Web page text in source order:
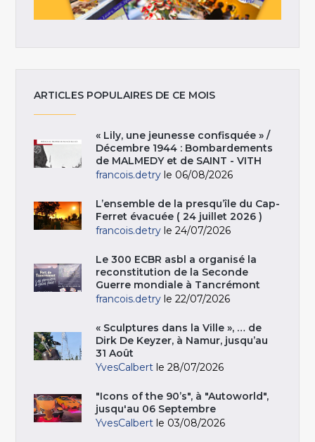
ARTICLES POPULAIRES DE CE MOIS
« Lily, une jeunesse confisquée » /
Décembre 1944 : Bombardements
de MALMEDY et de SAINT - VITH
francois.detry le 06/08/2026
L’ensemble de la presqu’île du Cap-
Ferret évacuée ( 24 juillet 2026 )
francois.detry le 24/07/2026
Le 300 ECBR asbl a organisé la
reconstitution de la Seconde
Guerre mondiale à Tancrémont
francois.detry le 22/07/2026
« Sculptures dans la Ville », … de
Dirk De Keyzer, à Namur, jusqu’au
31 Août
YvesCalbert le 28/07/2026
"Icons of the 90’s", à "Autoworld",
jusqu'au 06 Septembre
YvesCalbert le 03/08/2026